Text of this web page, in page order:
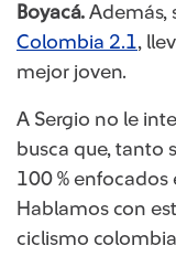
Boyacá. Además,
Colombia 2.1
​,
mejor joven.
A Sergio no le
busca que, tanto
100 % enfocados
Hablamos con
ciclismo